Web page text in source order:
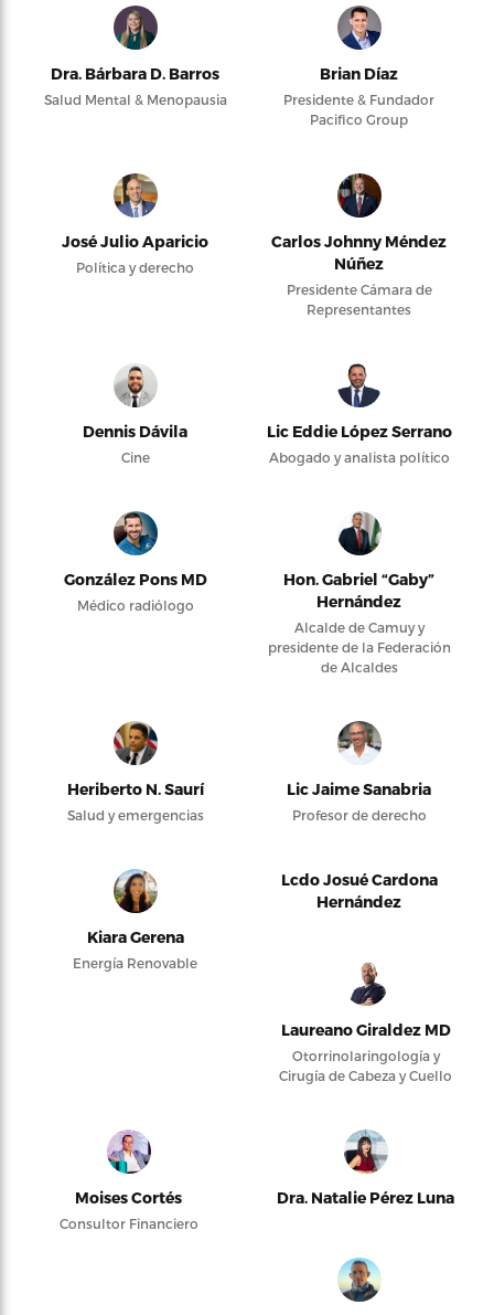
Dra. Bárbara D. Barros
Salud Mental & Menopausia
Brian Díaz
Presidente & Fundador
Pacifico Group
José Julio Aparicio
Política y derecho
Carlos Johnny Méndez
Núñez
Presidente Cámara de
Representantes
Dennis Dávila
Cine
Lic Eddie López Serrano
Abogado y analista político
González Pons MD
Médico radiólogo
Hon. Gabriel “Gaby”
Hernández
Alcalde de Camuy y
presidente de la Federación
de Alcaldes
Heriberto N. Saurí
Salud y emergencias
Lic Jaime Sanabria
Profesor de derecho
Kiara Gerena
Energía Renovable
Lcdo Josué Cardona
Hernández
Laureano Giraldez MD
Otorrinolaringología y
Cirugía de Cabeza y Cuello
Moises Cortés
Consultor Financiero
Dra. Natalie Pérez Luna